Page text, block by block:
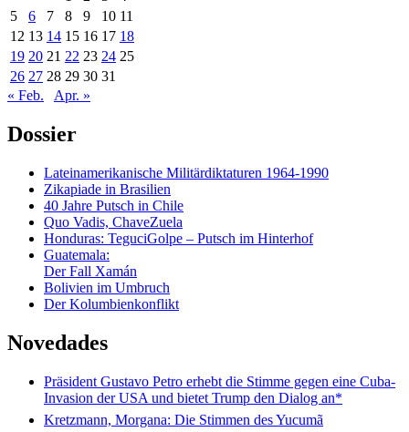
5
6 7 8 9 10 11
12 13 14 15 16 17 18
19 20 21 22 23 24 25
26 27 28 29 30 31
« Feb.
Apr. »
Dossier
Lateinamerikanische Militärdiktaturen 1964-1990
Zikapiade in Brasilien
40 Jahre Putsch in Chile
Quo Vadis, ChaveZuela
Honduras: TeguciGolpe – Putsch im Hinterhof
Guatemala:
Der Fall Xamán
Bolivien im Umbruch
Der Kolumbienkonflikt
Novedades
Präsident Gustavo Petro erhebt die Stimme gegen eine Cuba-
Invasion der USA und bietet Trump den Dialog an*
Kretzmann, Morgana: Die Stimmen des Yucumã